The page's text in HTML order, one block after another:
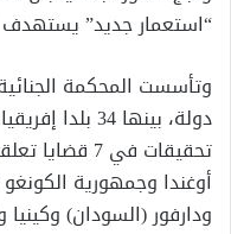
“استعمار جديد” يستهدف
دولة، بينها
تحقيقات في
أوغندا وجمهورية
ودارفور (السودان) وكينيا